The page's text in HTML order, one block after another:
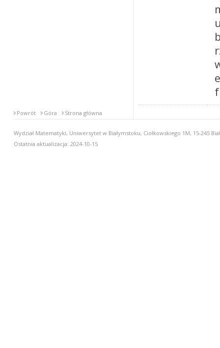
Powrót Góra Strona główna
Wydział Matematyki, Uniwersytet w Białymstoku, Ciołkowskiego 1M, 15-245
Ostatnia aktualizacja: 2024-10-15